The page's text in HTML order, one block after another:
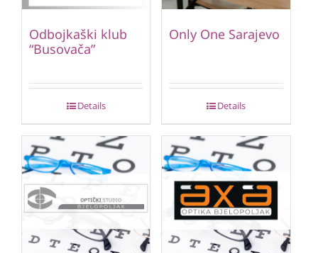
Odbojkaški klub
“Busovača”
Details
Only One Sarajevo
Details